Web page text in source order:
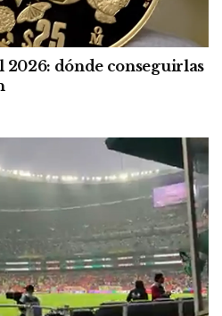
dónde conseguirlas